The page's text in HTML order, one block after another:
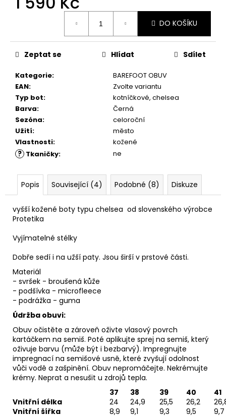
DO KOŠÍKU
Kategorie:
BAREFOOT OBUV
EAN:
Zvolte variantu
Typ bot:
kotníčkové, chelsea
Barva:
Černá
Sezóna:
celoroční
Užití:
město
Vlastnosti: kožené
? Tkaničky: ne
Zeptat se Hlídat Sdílet
Popis Související (4) Podobné (8) Diskuze
vyšší kožené boty typu chelsea od slovenského výrobce
Protetika
Vyjímatelné stélky
Dobře sedí i na užší paty. Jsou širší v prstové části.
Materiál
- svršek - broušená kůže
- podšívka - microfleece
- podrážka - guma
Údržba obuvi:
Obuv očistěte a zároveň oživte vlasový povrch
kartáčkem na semiš. Poté aplikujte sprej na semiš, který
oživuje barvu (může být i bezbarvý). Impregnujte
impregnací na semišové usně, které zvyšují odolnost
vůči vodě a zašpinění. Obuv nepromáčejte. Nekrémujte
krémy. Neprat a nesušit u zdrojů tepla.
37
38 39 40
41
Vnitřní délka
24 24,9 25,5 26,2
Vnitřní šířka
8,9 9,1 9,3 9,5 9,7
e
m
COMBI
CLEAN
&
CARE
200
ML
289
Kč